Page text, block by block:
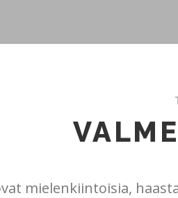
mielenkiintoisia,